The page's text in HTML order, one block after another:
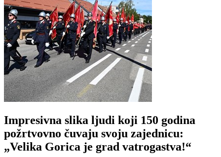
Impresivna slika ljudi koji 150 godina
požrtvovno čuvaju svoju zajednicu:
„Velika Gorica je grad vatrogastva!“